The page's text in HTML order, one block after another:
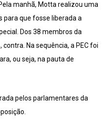
manhã, Motta realizou uma
para que fosse liberada a
Dos 38 membros da
Na sequência, a PEC foi
ou seja, na pauta de
pelos parlamentares da